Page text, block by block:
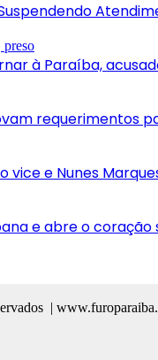
à Paraíba,
requerimentos
vice e Nunes
e abre o coração
|